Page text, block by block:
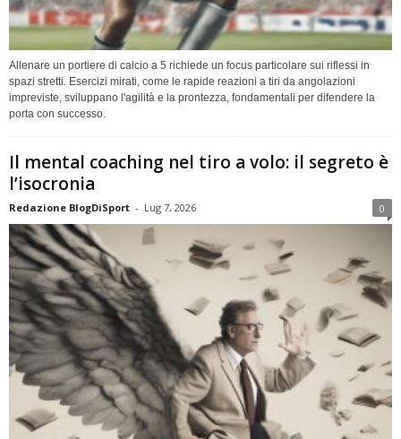
Allenare un portiere di calcio a 5 richiede un focus particolare sui riflessi in
spazi stretti. Esercizi mirati, come le rapide reazioni a tiri da angolazioni
impreviste, sviluppano l'agilità e la prontezza, fondamentali per difendere la
porta con successo.
Il mental coaching nel tiro a volo: il segreto è
l’isocronia
Redazione BlogDiSport - Lug 7, 2026 0